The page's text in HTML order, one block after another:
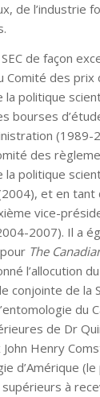
de l’industrie
de façon
des prix
la politique
bourses
(1989-
des
la politique
et en tant
vice-
2007). Il a
The
l’allocution
conjointe de la
du
de Dr
Henry
d’Amérique
à